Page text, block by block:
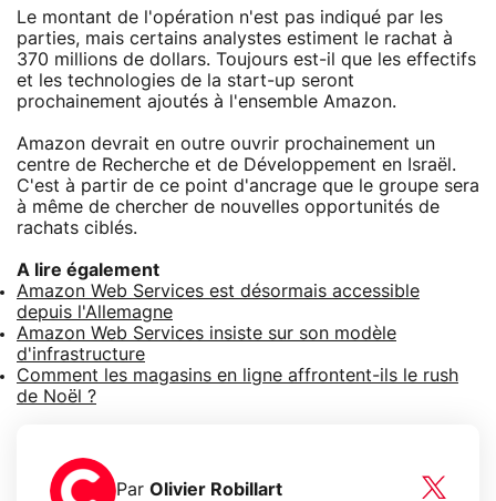
Le montant de l'opération n'est pas indiqué par les
parties, mais certains analystes estiment le rachat à
370 millions de dollars. Toujours est-il que les effectifs
et les technologies de la start-up seront
prochainement ajoutés à l'ensemble Amazon.
Amazon devrait en outre ouvrir prochainement un
centre de Recherche et de Développement en Israël.
C'est à partir de ce point d'ancrage que le groupe sera
à même de chercher de nouvelles opportunités de
rachats ciblés.
A lire également
Amazon Web Services est désormais accessible
depuis l'Allemagne
Amazon Web Services insiste sur son modèle
d'infrastructure
Comment les magasins en ligne affrontent-ils le rush
de Noël ?
Par Olivier Robillart